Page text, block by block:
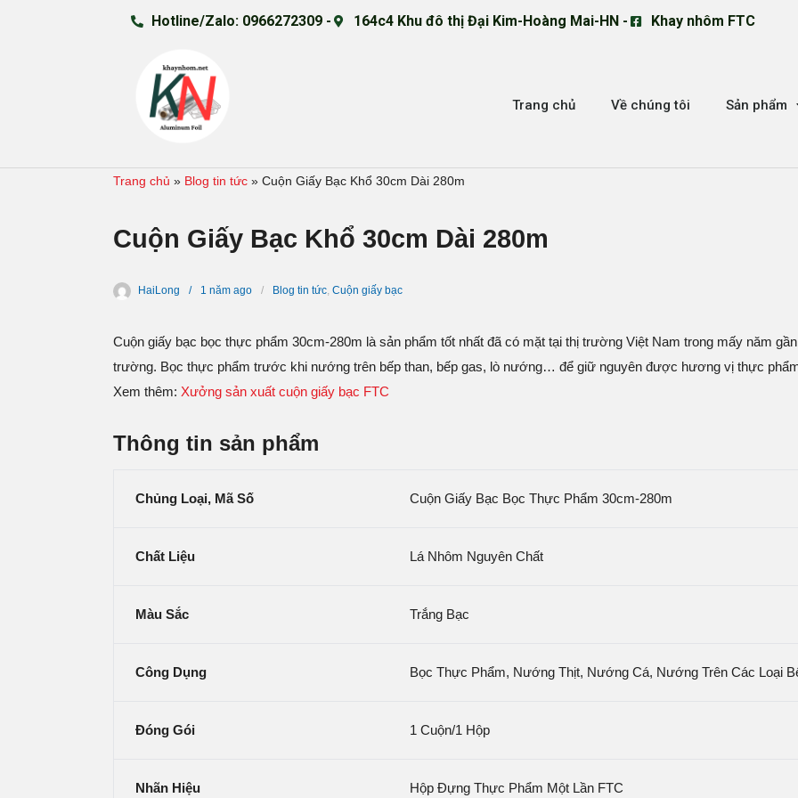
Hotline/Zalo: 0966272309 - 164c4 Khu đô thị Đại Kim-Hoàng Mai-HN - Khay nhôm FTC
Trang chủ Về chúng tôi Sản phẩm
Trang chủ » Blog tin tức » Cuộn Giấy Bạc Khổ 30cm Dài 280m
Cuộn Giấy Bạc Khổ 30cm Dài 280m
HaiLong 1 năm ago Blog tin tức, Cuộn giấy bạc
Cuộn giấy bạc bọc thực phẩm 30cm-280m là sản phẩm tốt nhất đã có mặt tại thị trường Việt Nam trong mấy năm
trường. Bọc thực phẩm trước khi nướng trên bếp than, bếp gas, lò nướng… để giữ nguyên được hương vị thực
Xem thêm: Xưởng sản xuất cuộn giấy bạc FTC
Thông tin sản phẩm
Chủng Loại, Mã Số Cuộn Giấy Bạc Bọc Thực Phẩm 30cm-280m
Chất Liệu Lá Nhôm Nguyên Chất
Màu Sắc Trắng Bạc
Công Dụng Bọc Thực Phẩm, Nướng Thịt, Nướng Cá, Nướng Trên Các Loại
Đóng Gói 1 Cuộn/1 Hộp
Nhãn Hiệu Hộp Đựng Thực Phẩm Một Lần FTC